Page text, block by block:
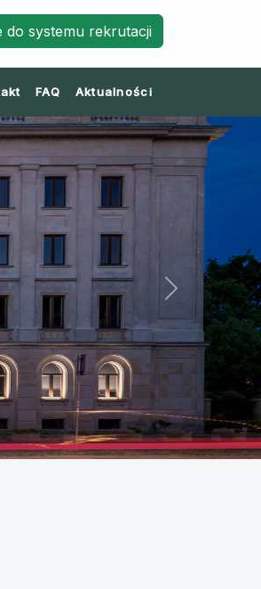
do systemu rekrutacji
FAQ Aktualności
Next